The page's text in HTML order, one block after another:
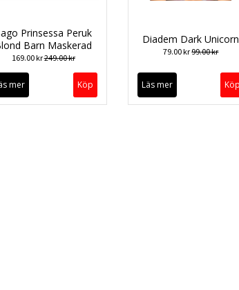
Prinsessa Peruk
Barn Maskerad
169.00 kr249.00 kr
mer
Diadem Dark Unicorn
79.00 kr99.00 kr
Läs mer